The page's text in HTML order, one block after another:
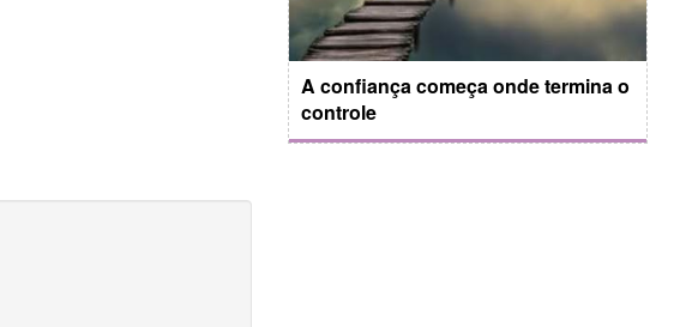
A confiança começa onde termina o
controle